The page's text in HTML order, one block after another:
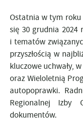
Ostatnia w tym roku
się 30 grudnia 2024
i tematów
przyszłością w
kluczowe uchwały,
oraz Wieloletnią
autopoprawki.
Regionalnej Izby
dokumentów.